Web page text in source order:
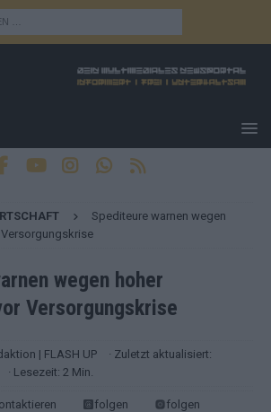
Spediteure warnen wegen
wegen hoher
Versorgungskrise
| FLASH UP
· Zuletzt aktualisiert:
· Lesezeit: 2 Min.
folgen
folgen